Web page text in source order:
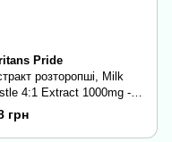
Pride
розторопші, Milk
4:1 Extract 1000mg -
грн